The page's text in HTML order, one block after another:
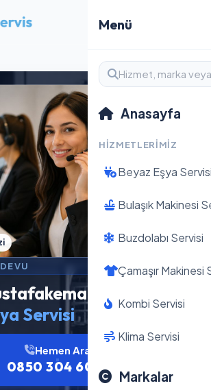
Menü
Anasayfa
HIZMETLERIMIZ
Beyaz Eşya
Bulaşık Makinesi
Buzdolabı Servisi
Çamaşır Makinesi
Kombi Servisi
Klima Servisi
Markalar
Servisi
Hemen Ara
0850 304 6012